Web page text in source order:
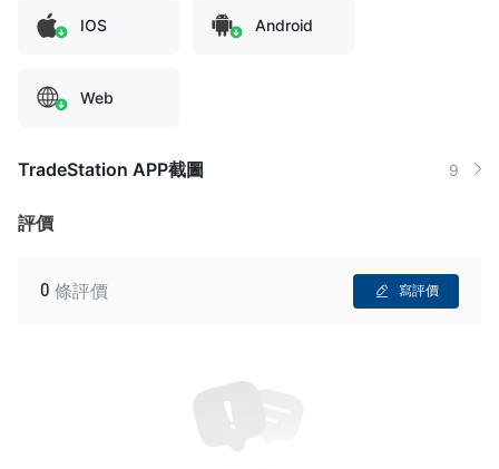
IOS Android
Web
TradeStation APP截圖 9
評價
0 條評價 寫評價